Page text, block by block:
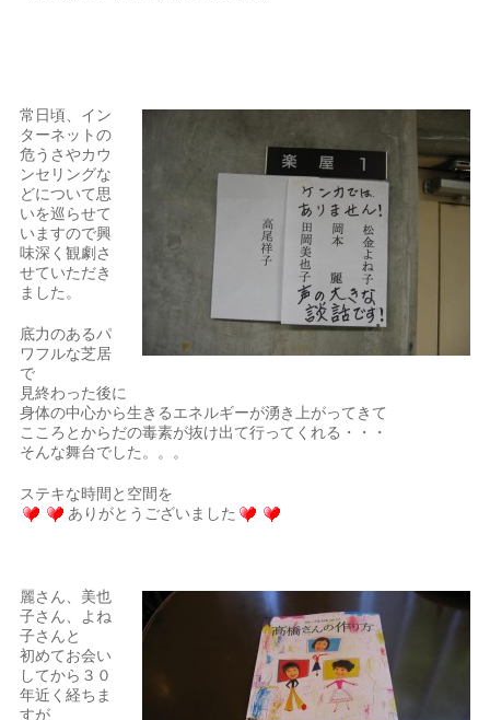
常日頃、イン
ターネットの
危うさやカウ
ンセリングな
どについて思
いを巡らせて
いますので興
味深く観劇さ
せていただき
ました。
底力のあるパ
ワフルな芝居
で
見終わった後に
身体の中心から生きるエネルギーが湧き上がってきて
こころとからだの毒素が抜け出て行ってくれる・・・
そんな舞台でした。。。
ステキな時間と空間を
ありがとうございました
麗さん、美也
子さん、よね
子さんと
初めてお会い
してから３０
年近く経ちま
すが